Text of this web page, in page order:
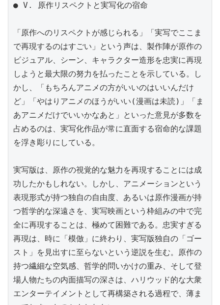
● V. 原作リスペクトと実写化の宿命
「原作へのリスペクトが感じられる」「実写でここま
で再現するのはすごい」という声は、製作陣が原作の
ビジュアル、シーン、キャラクター造形を忠実に再現
しようと最大限の努力を払ったことを示している。し
かし、「もちろんアニメの方がいいのはいいんだけ
ど」「やはりアニメのほうがいい(漫画は未読)」「ま
あアニメだけでいいかなあと」といった意見が多数を
占めるのは、実写化作品が常に直面する宿命的な課題
を浮き彫りにしている。
実写版は、原作の視覚的な魅力を再現することには成
功したかもしれない。しかし、アニメーションという
表現形式が持つ独自の自由度、あるいは原作漫画が持
つ哲学的な深遠さを、実写映画という枠組みの中で完
全に再現することは、極めて困難である。忠実すぎる
再現は、時に「模倣」に終わり、実写版独自の「ゴー
スト」を見出すに至らないという逆説を生む。原作の
持つ繊細な空気感、哲学的問いかけの重み、そして登
場人物たちの内面描写の深さは、ハリウッド的な大衆
エンターテイメントとして再構築される過程で、薄ま